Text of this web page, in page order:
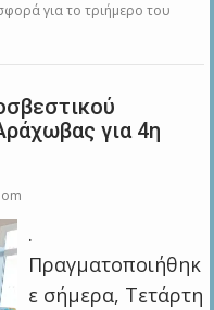
για το τριήμερο του
για 4η
.
Πραγματοποιήθηκ
ε σήμερα, Τετάρτη